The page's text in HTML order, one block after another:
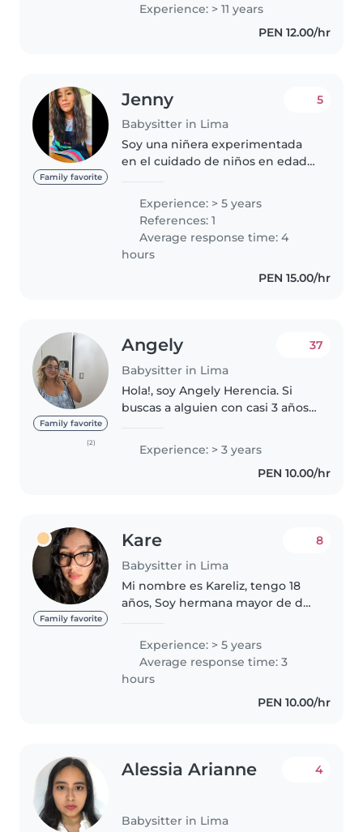
Disfruto muchísimo haciendo
manualidades, inventando
Experience: > 11 years
PEN 12.00/hr
Family favorite
Jenny
Babysitter in Lima
5
Soy una niñera experimentada
en el cuidado de niños en edad
años de experiencia. Tengo una
licenciatura en Pedagogía (cuna-
inicial) y me encanta interactuar..
Experience: > 5 years
References: 1
Average response time: 4
hours
PEN 15.00/hr
Family favorite
(2)
Angely
Babysitter in Lima
37
Hola!, soy Angely Herencia. Si
buscas a alguien con casi 3 años
niños, ¡aquí estoy! Me considero
súper buena con los pequeños;
disfruto un montón jugando,..
Experience: > 3 years
PEN 10.00/hr
Family favorite
Kare
Babysitter in Lima
8
Mi nombre es Kareliz, tengo 18
años, Soy hermana mayor de dos
cuidado a muchos niños Me
gustan las manualidades,
preparar comida de frutas y
dibujar Puedo..
Experience: > 5 years
Average response time: 3
hours
PEN 10.00/hr
Alessia Arianne
Babysitter in Lima
4